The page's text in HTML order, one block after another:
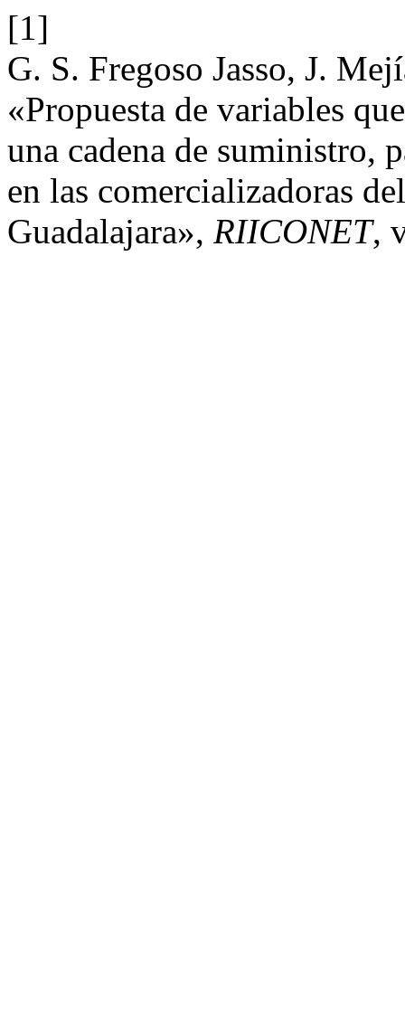
[1]
G. S. Fregoso Jasso, J.
«Propuesta de variables
una cadena de suministro,
en las comercializadoras
Guadalajara», RIICONET,